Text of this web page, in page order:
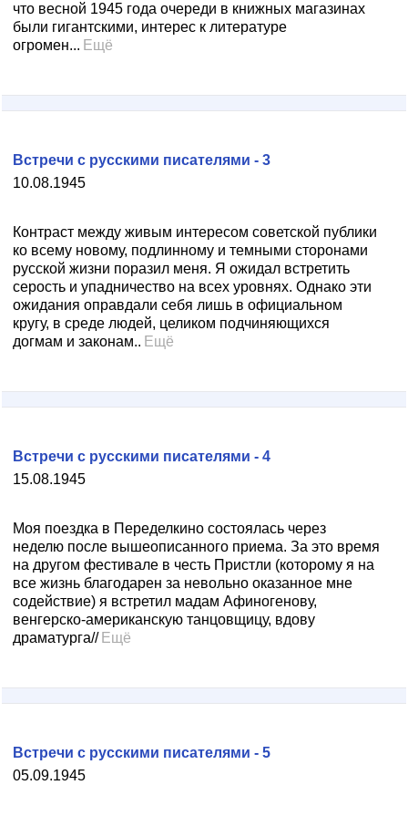
что весной 1945 года очереди в книжных магазинах
были гигантскими, интерес к литературе
огромен... Ещё
10.08.1945
Встречи с русскими писателями - 3
Контраст между живым интересом советской публики
ко всему новому, подлинному и темными сторонами
русской жизни поразил меня. Я ожидал встретить
серость и упадничество на всех уровнях. Однако эти
ожидания оправдали себя лишь в официальном
кругу, в среде людей, целиком подчиняющихся
догмам и законам.. Ещё
15.08.1945
Встречи с русскими писателями - 4
Моя поездка в Переделкино состоялась через
неделю после вышеописанного приема. За это время
на другом фестивале в честь Пристли (которому я на
все жизнь благодарен за невольно оказанное мне
содействие) я встретил мадам Афиногенову,
венгерско-американскую танцовщицу, вдову
драматурга// Ещё
05.09.1945
Встречи с русскими писателями - 5